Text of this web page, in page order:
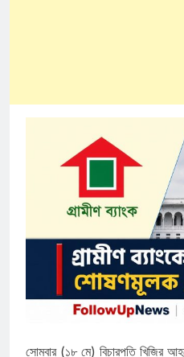
সোমবার (১৮ মে) বিচারপতি খিজির